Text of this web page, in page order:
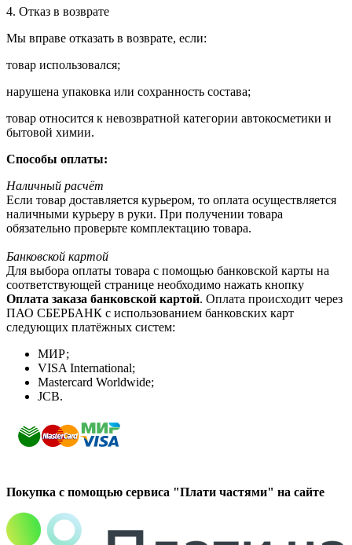
4. Отказ в возврате
Мы вправе отказать в возврате, если:
товар использовался;
нарушена упаковка или сохранность состава;
товар относится к невозвратной категории автокосметики и
бытовой химии.
Способы оплаты:
Наличный расчёт
Если товар доставляется курьером, то оплата осуществляется
наличными курьеру в руки. При получении товара
обязательно проверьте комплектацию товара.
Банковской картой
Для выбора оплаты товара с помощью банковской карты на
соответствующей странице необходимо нажать кнопку
Оплата заказа банковской картой. Оплата происходит через
ПАО СБЕРБАНК с использованием банковских карт
следующих платёжных систем:
МИР;
VISA International;
Mastercard Worldwide;
JCB.
Покупка с помощью сервиса "Плати частями" на сайте